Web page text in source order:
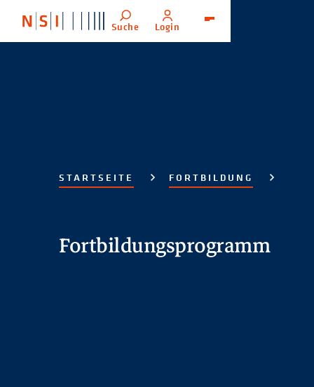
Suche Login
STARTSEITE FORTBILDUNG
Fortbildungsprogramm